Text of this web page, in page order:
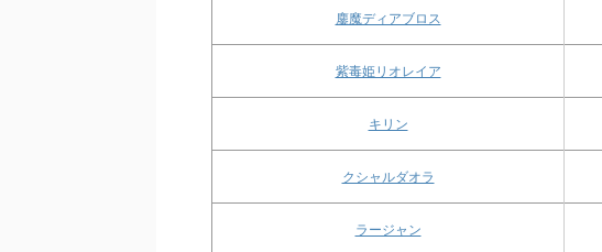
鏖魔ディアブロス
紫毒姫リオレイア
キリン
クシャルダオラ
ラージャン